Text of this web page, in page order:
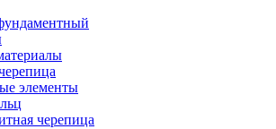
элементы
черепица